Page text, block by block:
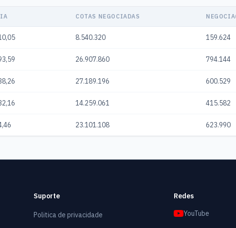
COTAS NEGOCIADAS
8.540.320 159.624
26.907.860 794.144
27.189.196 600.529
14.259.061 415.582
23.101.108 623.990
Suporte
Politica de privacidade
Redes
YouTube